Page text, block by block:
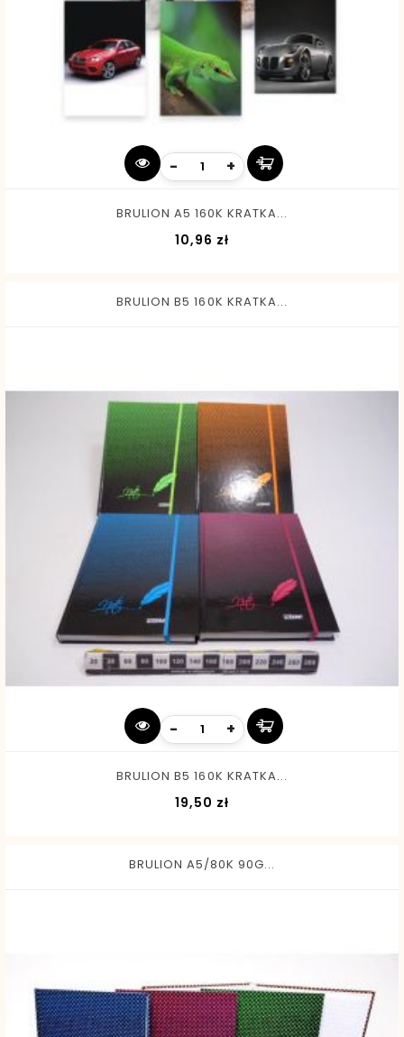
- +
BRULION A5 160K KRATKA...
10,96 złCena
BRULION B5 160K KRATKA...
- +
BRULION B5 160K KRATKA...
19,50 złCena
BRULION A5/80K 90G...